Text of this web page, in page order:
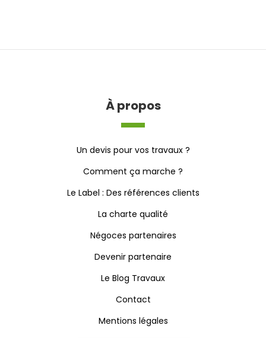
À propos
Un devis pour vos travaux ?
Comment ça marche ?
Le Label : Des références clients
La charte qualité
Négoces partenaires
Devenir partenaire
Le Blog Travaux
Contact
Mentions légales